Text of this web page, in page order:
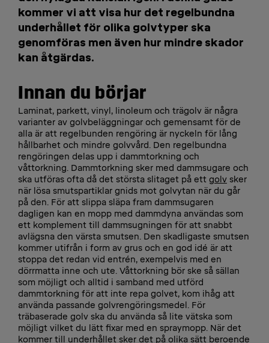
kommer vi att visa hur det regelbundna
underhållet för olika golvtyper ska
genomföras men även hur mindre skador
kan åtgärdas.
Innan du börjar
Laminat, parkett, vinyl, linoleum och trägolv är några
varianter av golvbeläggningar och gemensamt för de
alla är att regelbunden rengöring är nyckeln för lång
hållbarhet och mindre golvvård. Den regelbundna
rengöringen delas upp i dammtorkning och
våttorkning. Dammtorkning sker med dammsugare och
ska utföras ofta då det största slitaget på ett golv sker
när lösa smutspartiklar gnids mot golvytan när du går
på den. För att slippa släpa fram dammsugaren
dagligen kan en mopp med dammdyna användas som
ett komplement till dammsugningen för att snabbt
avlägsna den värsta smutsen. Den skadligaste smutsen
kommer utifrån i form av grus och en god idé är att
stoppa det redan vid entrén, exempelvis med en
dörrmatta inne och ute. Våttorkning bör ske så sällan
som möjligt och alltid i samband med utförd
dammtorkning för att inte repa golvet, kom ihåg att
använda passande golvrengöringsmedel. För
träbaserade golv ska du använda så lite vätska som
möjligt vilket du lätt fixar med en spraymopp. När det
kommer till underhållet sker det på olika sätt beroende